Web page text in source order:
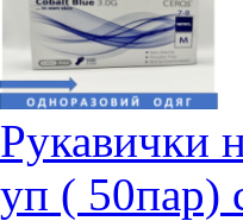
Рукавички
уп ( 50пар)